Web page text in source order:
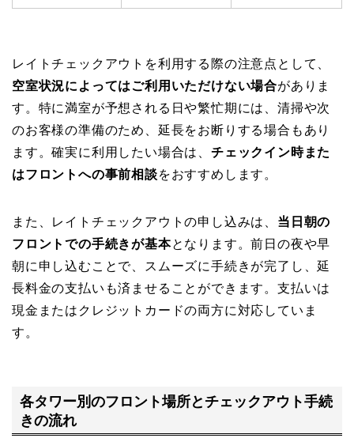
レイトチェックアウトを利用する際の注意点として、
空室状況によってはご利用いただけない場合がありま
す。特に満室が予想される日や繁忙期には、清掃や次
のお客様の準備のため、延長をお断りする場合もあり
ます。確実に利用したい場合は、 チェックイン時また
はフロントへの事前相談をおすすめします。
また、レイトチェックアウトの申し込みは、 当日朝の
フロントでの手続きが基本となります。前日の夜や早
朝に申し込むことで、スムーズに手続きが完了し、延
長料金の支払いも済ませることができます。支払いは
現金またはクレジットカードの両方に対応していま
す。
各タワー別のフロント場所とチェックアウト手続
きの流れ